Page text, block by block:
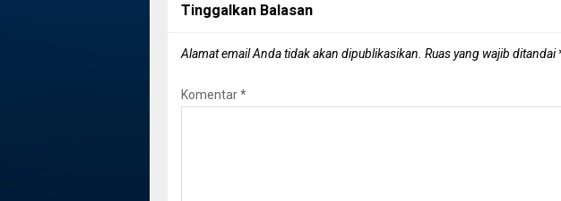
Tinggalkan Balasan
Alamat email Anda tidak akan dipublikasikan. Ruas yang wajib ditandai
Komentar*